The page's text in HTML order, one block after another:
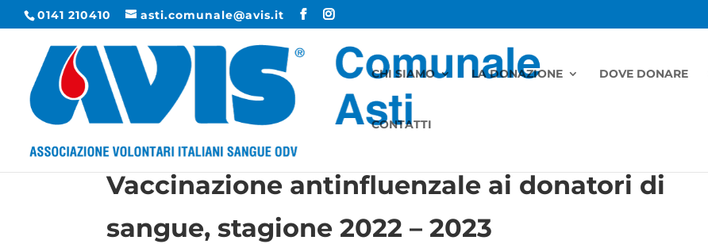
0141 210410 asti.comunale@avis.it
CHI SIAMO LA DONAZIONE DOVE DONARE
CONTATTI
Vaccinazione antinfluenzale ai donatori di
sangue, stagione 2022 – 2023